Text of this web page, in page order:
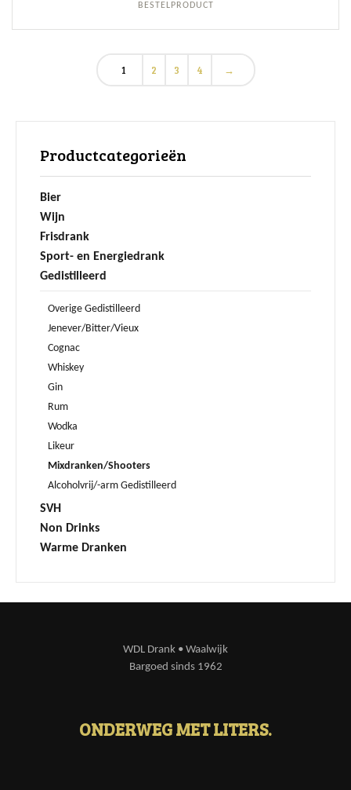
BESTELPRODUCT
1 2 3 4 →
Productcategorieën
Bier
Wijn
Frisdrank
Sport- en Energiedrank
Gedistilleerd
Overige Gedistilleerd
Jenever/Bitter/Vieux
Cognac
Whiskey
Gin
Rum
Wodka
Likeur
Mixdranken/Shooters
Alcoholvrij/-arm Gedistilleerd
SVH
Non Drinks
Warme Dranken
WDL Drank • Waalwijk
Bargoed sinds 1962
ONDERWEG MET LITERS.